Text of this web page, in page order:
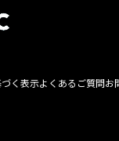
く表示よくあるご質問お